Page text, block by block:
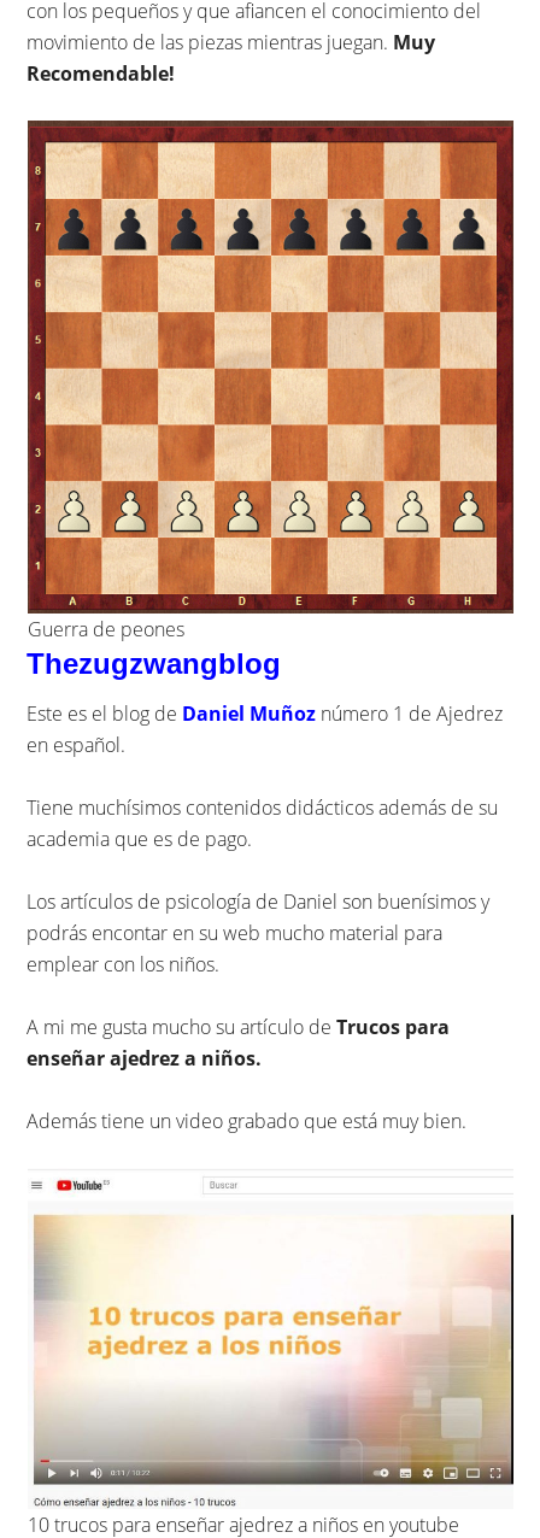
con los pequeños y que afiancen el conocimiento del
movimiento de las piezas mientras juegan. Muy
Recomendable!
Guerra de peones
Thezugzwangblog
Este es el blog de Daniel Muñoz número 1 de Ajedrez
en español.
Tiene muchísimos contenidos didácticos además de su
academia que es de pago.
Los artículos de psicología de Daniel son buenísimos y
podrás encontar en su web mucho material para
emplear con los niños.
A mi me gusta mucho su artículo deTrucos para
enseñar ajedrez a niños.
Además tiene un video grabado que está muy bien.
10 trucos para enseñar ajedrez a niños en youtube